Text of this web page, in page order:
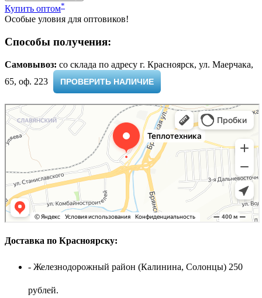
Купить оптом*
Особые уловия для оптовиков!
Способы получения:
Самовывоз: cо склада по адресу г. Красноярск, ул. Маерчака,
65, оф. 223 ​
ПРОВЕРИТЬ НАЛИЧИЕ
Доставка по Красноярску:
- Железнодорожный район (Калинина, Солонцы) 250
рублей.